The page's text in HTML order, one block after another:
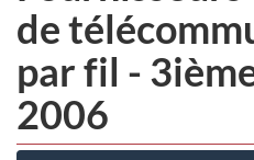
de
par fil -
2006